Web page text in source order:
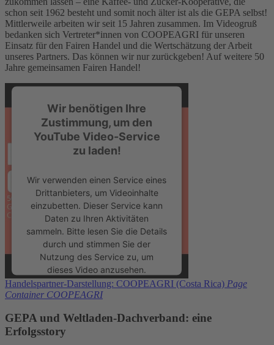
powered byUsercentrics Consent
Management Platform
schon seit 1962 besteht und somit noch älter ist als die GEPA selbst!
Mittlerweile arbeiten wir seit 15 Jahren zusammen. Im Videogruß
bedanken sich Vertreter*innen von COOPEAGRI für unseren
Einsatz für den Fairen Handel und die Wertschätzung der Arbeit
unseres Partners. Das können wir nur zurückgeben! Auf weitere 50
Jahre gemeinsamen Fairen Handel!
Wir benötigen Ihre
Zustimmung, um den
YouTube Video-Service
zu laden!
Wir verwenden einen Service eines
Drittanbieters, um Videoinhalte
einzubetten. Dieser Service kann
Daten zu Ihren Aktivitäten
sammeln. Bitte lesen Sie die Details
durch und stimmen Sie der
Nutzung des Service zu, um
dieses Video anzusehen.
Mehr Informationen
Handelspartner-Darstellung: COOPEAGRI (Costa Rica) Page
Container COOPEAGRI
GEPA und Weltladen-Dachverband: eine
Erfolgsstory